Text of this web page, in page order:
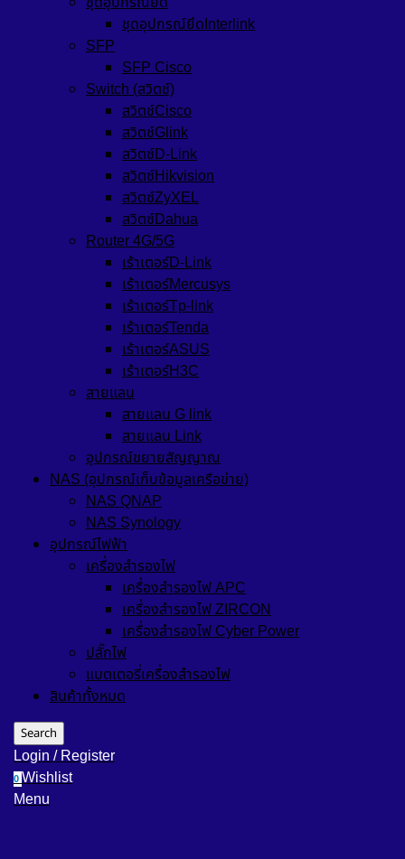
ชุดอุปกรณ์ยึดInterlink
SFP
SFP Cisco
Switch (สวิตช์)
สวิตช์Cisco
สวิตช์Glink
สวิตซ์D-Link
สวิตซ์Hikvision
สวิตซ์ZyXEL
สวิตซ์Dahua
Router 4G/5G
เร้าเตอร์D-Link
เร้าเตอร์Mercusys
เร้าเตอร์Tp-link
เร้าเตอร์Tenda
เร้าเตอร์ASUS
เร้าเตอร์H3C
สายแลน
สายแลน G link
สายแลน Link
อุปกรณ์ขยายสัญญาณ
NAS (อุปกรณ์เก็บข้อมูลเครือข่าย)
NAS QNAP
NAS Synology
อุปกรณ์ไฟฟ้า
เครื่องสำรองไฟ
เครื่องสำรองไฟ APC
เครื่องสำรองไฟ ZIRCON
เครื่องสำรองไฟ Cyber Power
ปลั๊กไฟ
แบตเตอรี่เครื่องสำรองไฟ
สินค้าทั้งหมด
Search
Login / Register
0Wishlist
Menu